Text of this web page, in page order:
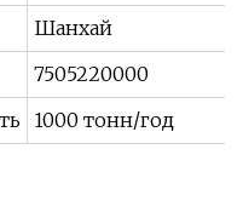
Шанхай
7505220000
1000 тонн/год